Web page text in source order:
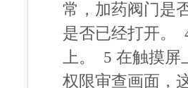
常，加药阀门是
是否已经打开。
上。 5 在触摸屏
权限审查画面，